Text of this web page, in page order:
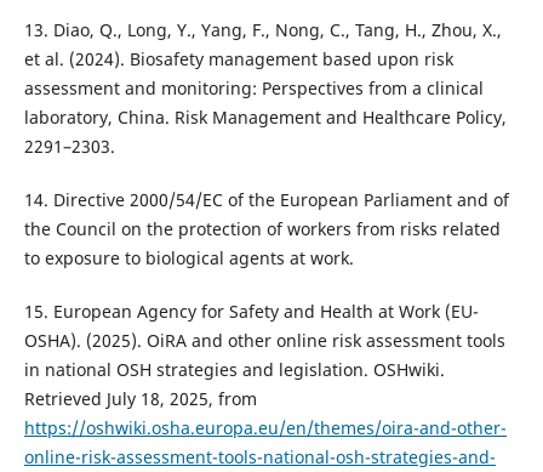
13. Diao, Q., Long, Y., Yang, F., Nong, C., Tang, H., Zhou, X.,
et al. (2024). Biosafety management based upon risk
assessment and monitoring: Perspectives from a clinical
laboratory, China. Risk Management and Healthcare Policy,
2291–2303.
14. Directive 2000/54/EC of the European Parliament and of
the Council on the protection of workers from risks related
to exposure to biological agents at work.
15. European Agency for Safety and Health at Work (EU-
OSHA). (2025). OiRA and other online risk assessment tools
in national OSH strategies and legislation. OSHwiki.
Retrieved July 18, 2025, from
https://oshwiki.osha.europa.eu/en/themes/oira-and-other-
online-risk-assessment-tools-national-osh-strategies-and-